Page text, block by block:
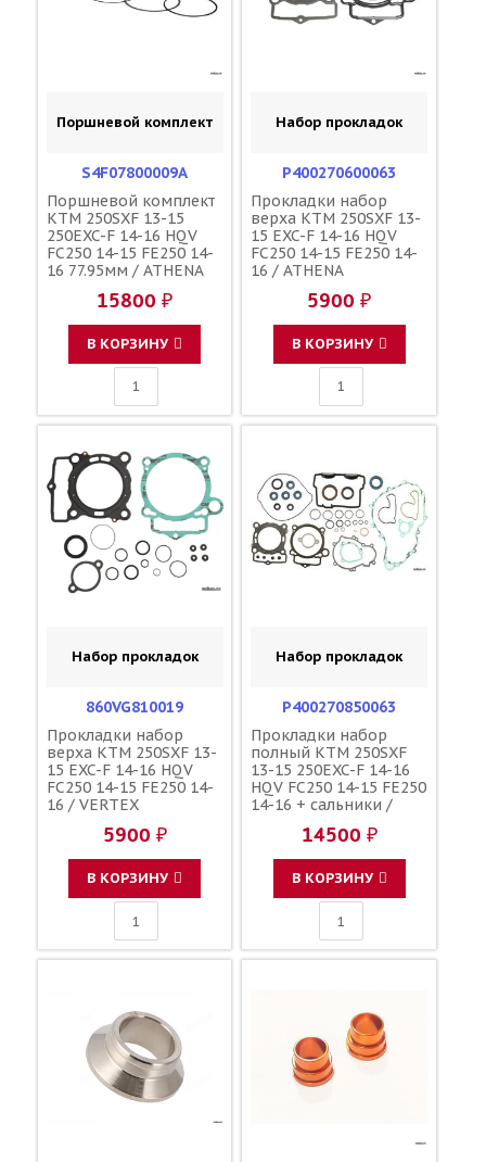
Поршневой комплект
S4F07800009A
Поршневой комплект
KTM 250SXF 13-15
250EXC-F 14-16 HQV
FC250 14-15 FE250 14-
16 77.95мм / ATHENA
15800 ₽
В КОРЗИНУ
Набор прокладок
P400270600063
Прокладки набор
верха KTM 250SXF 13-
15 EXC-F 14-16 HQV
FC250 14-15 FE250 14-
16 / ATHENA
77230035000
5900 ₽
В КОРЗИНУ
Набор прокладок
860VG810019
Прокладки набор
верха KTM 250SXF 13-
15 EXC-F 14-16 HQV
FC250 14-15 FE250 14-
16 / VERTEX
77230035000
5900 ₽
В КОРЗИНУ
Набор прокладок
P400270850063
Прокладки набор
полный KTM 250SXF
13-15 250EXC-F 14-16
HQV FC250 14-15 FE250
14-16 + сальники /
14500 ₽
В КОРЗИНУ